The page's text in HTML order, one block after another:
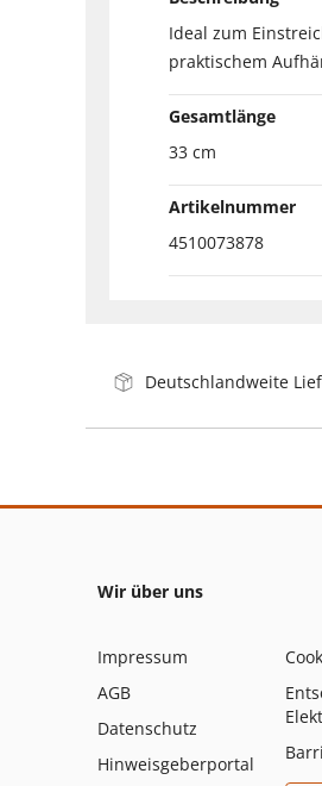
Ideal zum
praktischem
Gesamtlänge
33 cm
Artikelnummer
4510073878
Deutschlandweite
Wir über uns
Impressum
AGB
Datenschutz
Hinweisgeberportal